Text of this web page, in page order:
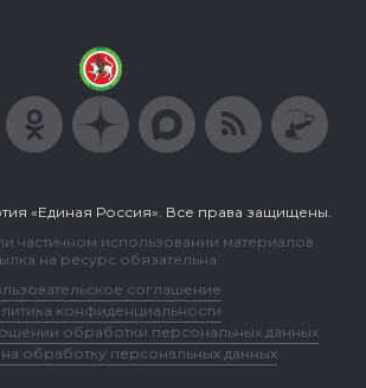
«Единая Россия». Все права защищены.
частичном использовании материалов
на ресурс обязательна.
соглашение
конфиденциальности
обработки персональных данных
обработку персональных данных